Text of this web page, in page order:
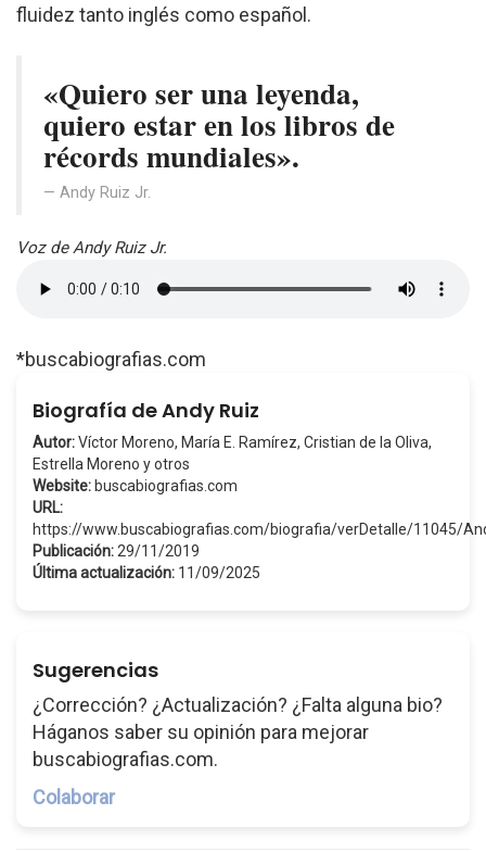
fluidez tanto inglés como español.
«Quiero ser una leyenda,
quiero estar en los libros de
récords mundiales».
Andy Ruiz Jr.
Voz de Andy Ruiz Jr.
*buscabiografias.com
Biografía de Andy Ruiz
Autor:Víctor Moreno, María E. Ramírez, Cristian de la Oliva,
Estrella Moreno y otros
Website: buscabiografias.com
URL:
https://www.buscabiografias.com/biografia/verDetalle/11045/
Publicación: 29/11/2019
Última actualización: 11/09/2025
Sugerencias
¿Corrección? ¿Actualización? ¿Falta alguna bio?
Háganos saber su opinión para mejorar
buscabiografias.com.
Colaborar